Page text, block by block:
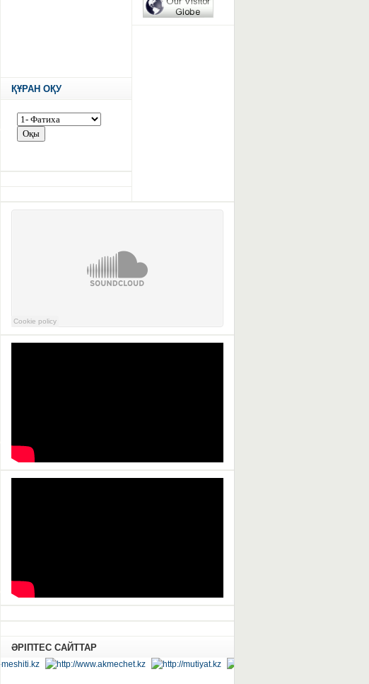
ҚҰРАН ОҚУ
ӘРІПТЕС САЙТТАР